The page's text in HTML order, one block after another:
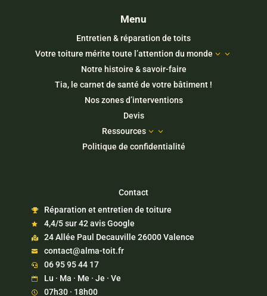
Menu
Entretien & réparation de toits
Votre toiture mérite toute l’attention du monde
3
Notre histoire & savoir-faire
Tia, le carnet de santé de votre bâtiment !
Nos zones d’interventions
Devis
Ressources
3
Politique de confidentialité
Contact
 Réparation et entretien de toiture
 4,4/5 sur 42 avis Google
 24 Allée Paul Decauville 26000 Valence
 contact@alma-toit.fr
 06 95 95 44 17
 Lu · Ma · Me · Je · Ve
 07h30 · 18h00